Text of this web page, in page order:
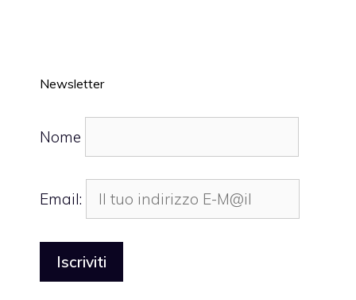
Newsletter
Nome
Email: